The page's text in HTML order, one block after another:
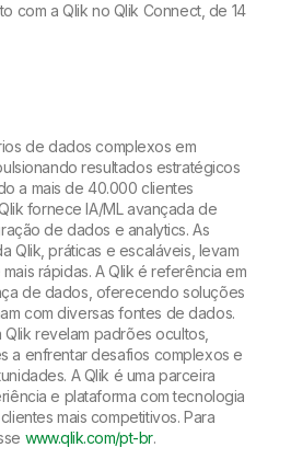
com a Qlik no Qlik Connect, de 14
de dados complexos em
resultados estratégicos
a mais de 40.000 clientes
fornece IA/ML avançada de
de dados e analytics. As
Qlik, práticas e escaláveis, levam
rápidas. A Qlik é referência em
de dados, oferecendo soluções
com diversas fontes de dados.
Qlik revelam padrões ocultos,
a enfrentar desafios complexos e
A Qlik é uma parceira
e plataforma com tecnologia
mais competitivos. Para
www.qlik.com/pt-br.